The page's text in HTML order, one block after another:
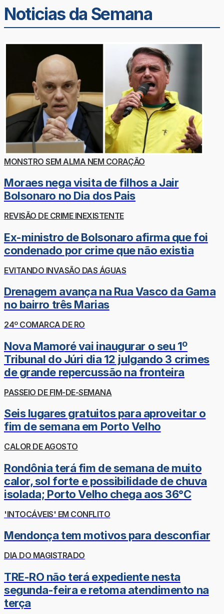
Noticias da Semana
MONSTRO SEM ALMA NEM CORAÇÃO
Moraes nega visita de filhos a Jair
Bolsonaro no Dia dos Pais
REVISÃO DE CRIME INEXISTENTE
Ex-ministro de Bolsonaro afirma que foi
condenado por crime que não existia
EVITANDO INVASÃO DAS ÁGUAS
Drenagem avança na Rua Vasco da Gama
no bairro três Marias
24º COMARCA DE RO
Nova Mamoré vai inaugurar o seu 1º
Tribunal do Júri dia 12 julgando 3 crimes
de grande repercussão na fronteira
PASSEIO DE FIM-DE-SEMANA
Seis lugares gratuitos para aproveitar o
fim de semana em Porto Velho
CALOR DE AGOSTO
Rondônia terá fim de semana de muito
calor, sol forte e possibilidade de chuva
isolada; Porto Velho chega aos 36°C
'INTOCÁVEIS' EM CONFLITO
Mendonça tem motivos para desconfiar
DIA DO MAGISTRADO
TRE-RO não terá expediente nesta
segunda-feira e retoma atendimento na
terça